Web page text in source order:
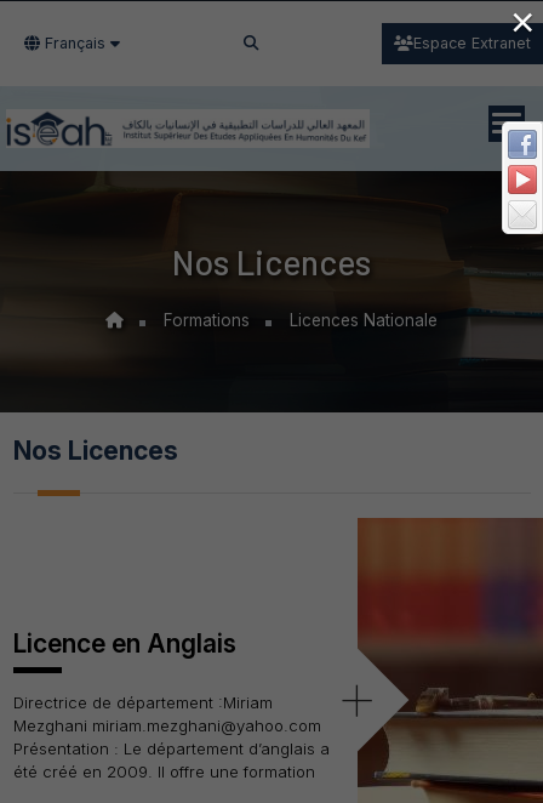
Français Espace Extranet
Nos Licences
Formations Licences Nationale
Nos Licences
Licence en Anglais
Directrice de département :Miriam
Mezghani miriam.mezghani@yahoo.com
Présentation : Le département d’anglais a
été créé en 2009. Il offre une formation
+
×